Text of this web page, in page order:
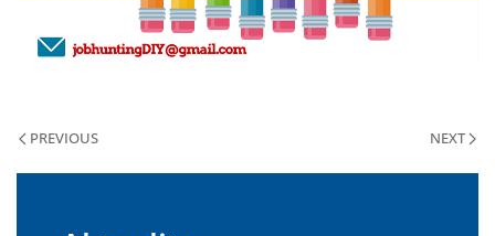
PREVIOUS NEXT